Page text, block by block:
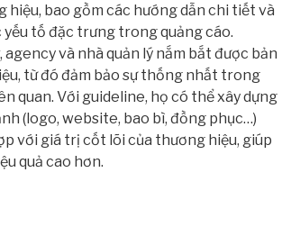
hiệu, bao gồm các hướng dẫn chi tiết và
yếu tố đặc trưng trong quảng cáo.
và nhà quản lý nắm bắt được bản
từ đó đảm bảo sự thống nhất trong
quan. Với guideline, họ có thể xây dựng
(logo, website, bao bì, đồng phục…)
với giá trị cốt lõi của thương hiệu, giúp
quả cao hơn.